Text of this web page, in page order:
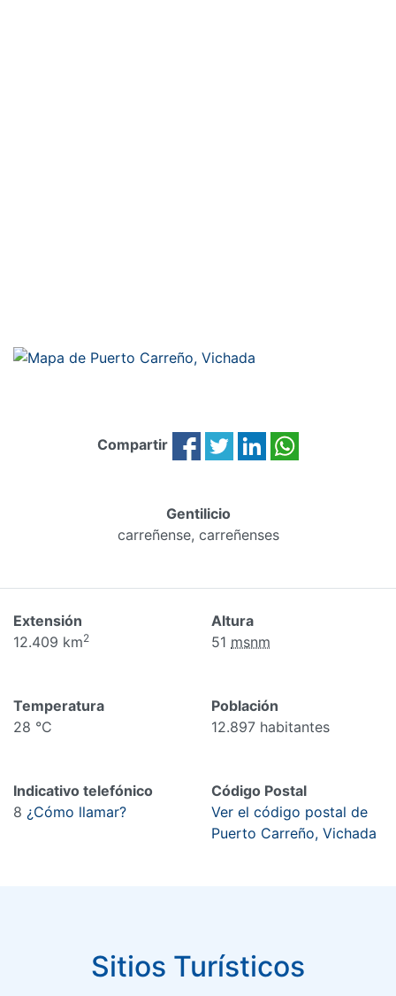
Compartir
Gentilicio
carreñense, carreñenses
Extensión
12.409 km2
Altura
51 msnm
Temperatura
28 °C
Población
12.897 habitantes
Indicativo telefónico
8 ¿Cómo llamar?
Código Postal
Ver el código postal de
Puerto Carreño, Vichada
Sitios Turísticos